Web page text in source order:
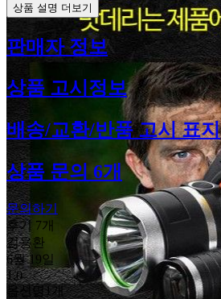
상품 설명 더보기
판매자 정보
상품 고시정보
배송/교환/반품 고시 표지
상품 문의 6개
문의하기
후기 7개
김용환
6월 19일
1.0
옵션명 1개